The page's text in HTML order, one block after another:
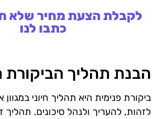
לקבלת הצעת מחיר שלא
כתבו לנו
הבנת תהליך הביקורת
ביקורת פנימית היא תהליך חיוני במגוון
לזהות, להעריך ולנהל סיכונים. תהליך